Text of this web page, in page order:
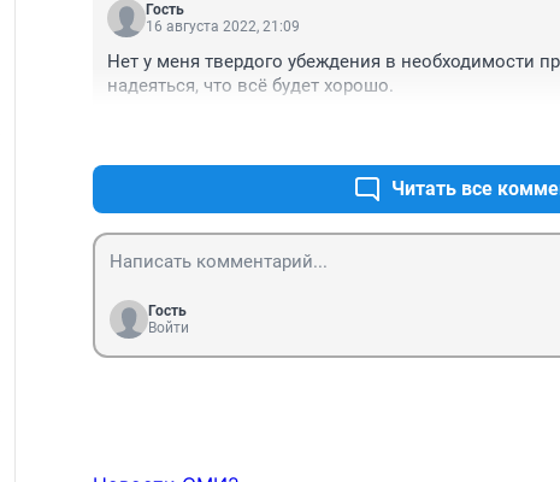
Гость
16 августа 2022, 21:09
Нет у меня твердого убеждения в необходимости
надеяться, что всё будет хорошо.
Читать все
Гость
Войти